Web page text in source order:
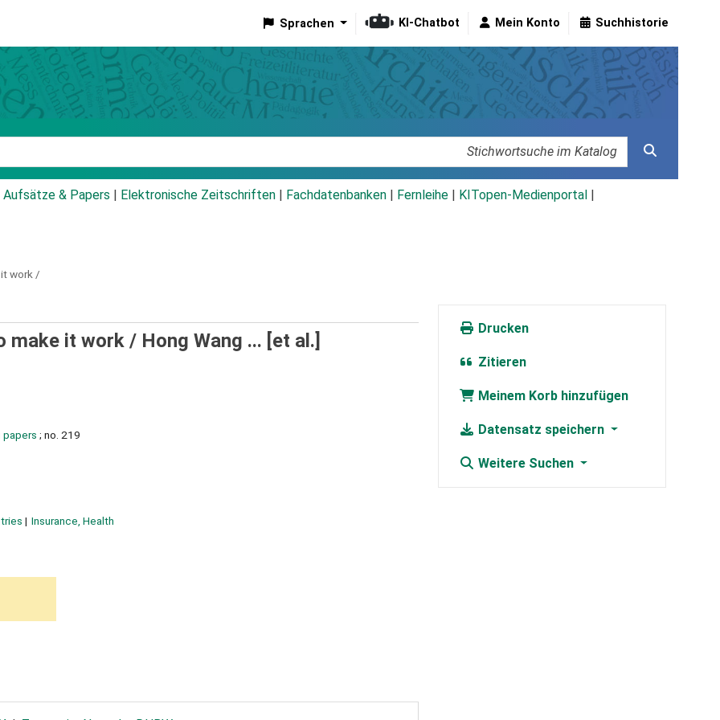
Sprachen KI-Chatbot Mein Konto Suchhistorie
Aufsätze & Papers Elektronische Zeitschriften Fachdatenbanken Fernleihe KITopen-Medienportal
work /
make it work / Hong Wang ... [et al.]
papers ; no. 219
Insurance, Health
Drucken
Zitieren
Meinem Korb hinzufügen
Datensatz speichern
Weitere Suchen